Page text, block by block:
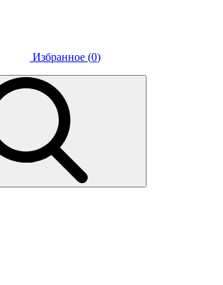
Избранное (0)